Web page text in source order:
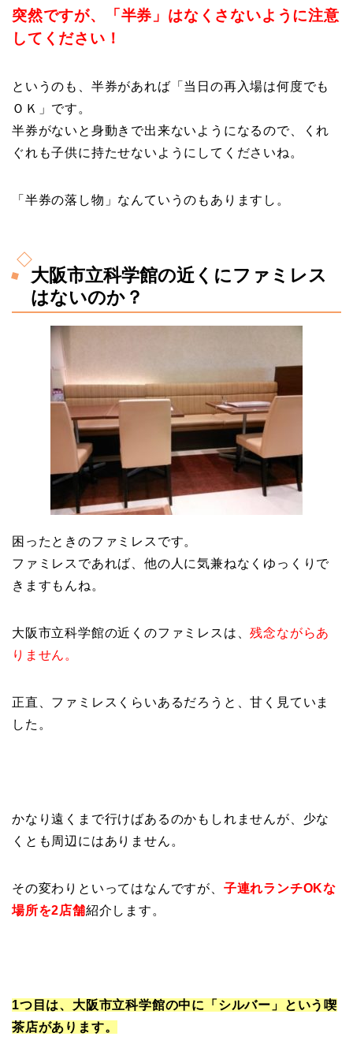
突然ですが、「半券」はなくさないように注意
してください！
というのも、半券があれば「当日の再入場は何度でも
ＯＫ」です。
半券がないと身動きで出来ないようになるので、くれ
ぐれも子供に持たせないようにしてくださいね。
「半券の落し物」なんていうのもありますし。
大阪市立科学館の近くにファミレス
はないのか？
困ったときのファミレスです。
ファミレスであれば、他の人に気兼ねなくゆっくりで
きますもんね。
大阪市立科学館の近くのファミレスは、残念ながらあ
りません。
正直、ファミレスくらいあるだろうと、甘く見ていま
した。
かなり遠くまで行けばあるのかもしれませんが、少な
くとも周辺にはありません。
その変わりといってはなんですが、 子連れランチOKな
場所を2店舗紹介します。
1つ目は、大阪市立科学館の中に「シルバー」という喫
茶店があります。